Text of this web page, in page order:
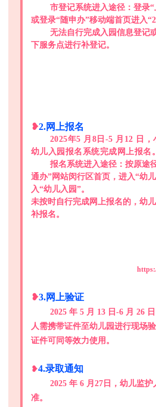
市登记系统进入途径：登录
或登录“随申办”移动端首页进入
无法自行完成入园信息登记
下服务点进行补登记。
❥2.网上报名
2025年5 月8日-5 月12 日
幼儿入园报名系统完成网上报名
报名系统进入途径：按原途
通办”网站闵行区首页，进入“幼
入“幼儿入园”。
未按时自行完成网上报名的，幼
补报名。
❥3.网上验证
2025 年 5 月 13 日-6 月 26
人需携带证件至幼儿园进行现场
证件可同等效力使用。
❥4.录取通知
2025 年 6 月27日，幼儿监
准。